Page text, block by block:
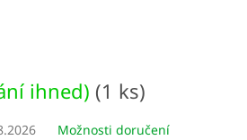
ihned) (1 ks)
Možnosti doručení